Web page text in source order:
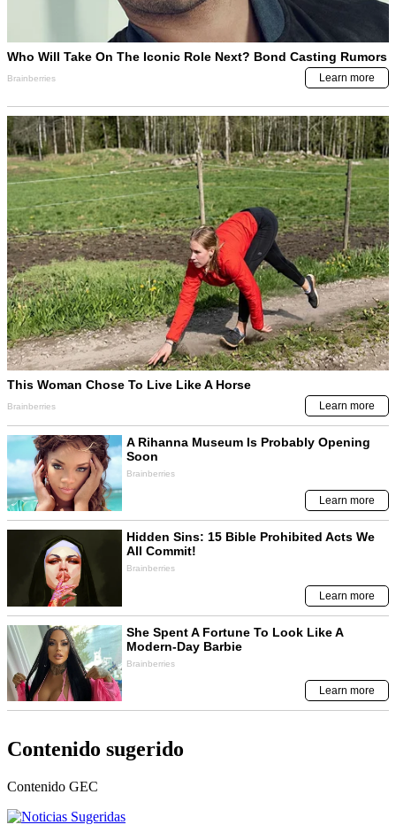
Contenido sugerido
Contenido GEC